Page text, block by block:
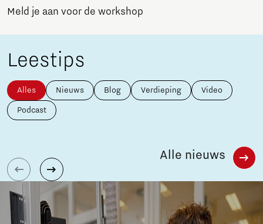
Meld je aan voor de workshop
Leestips
Alles Nieuws Blog Verdieping Video
Podcast
Alle nieuws